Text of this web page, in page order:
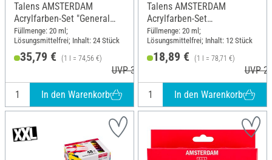
Talens AMSTERDAM
Acrylfarben-Set "General
Selection 24"
Füllmenge: 20 ml;
Lösungsmittelfrei; Inhalt: 24 Stück
35,79 € (1 l = 74,56 €)
UVP 39,85 €
In den Warenkorb
Talens AMSTERDAM
Acrylfarben-Set
"Landschaft"
Füllmenge: 20 ml;
Lösungsmittelfrei; Inhalt: 12 Stück
18,89 € (1 l = 78,71 €)
UVP
In den Warenkorb